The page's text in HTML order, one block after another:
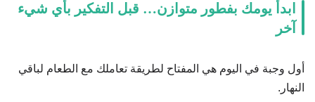
ابدأ يومك بفطور متوازن… قبل التفكير بأي شيء
آخر
أول وجبة في اليوم هي المفتاح لطريقة تعاملك مع الطعام لباقي
النهار.